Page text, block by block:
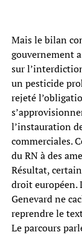
Mais le bilan
gouvernement
sur
un pesticide
rejeté
l’instauration
commerciales.
du RN à des
Résultat,
droit européen.
Genevard ne
reprendre le
Le parcours